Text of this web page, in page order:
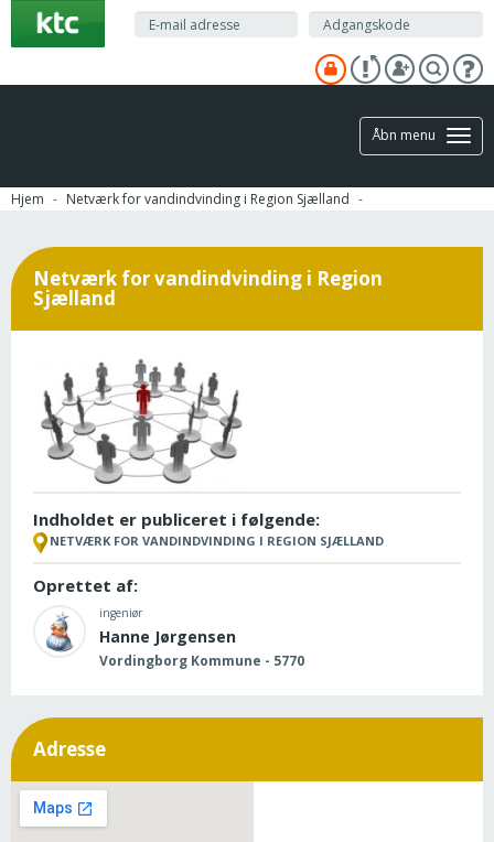
hovedindhold
Åbn menu
Hjem Netværk for vandindvinding i Region Sjælland
Netværk for vandindvinding i Region
Sjælland
Indholdet er publiceret i følgende:
NETVÆRK FOR VANDINDVINDING I REGION SJÆLLAND
Oprettet af:
ingeniør
Hanne Jørgensen
Vordingborg Kommune - 5770
Adresse